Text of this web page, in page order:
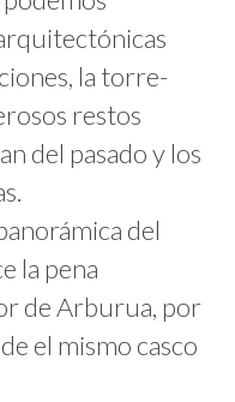
la torre-
restos
del pasado y los
del
la pena
de Arburua, por
el mismo casco